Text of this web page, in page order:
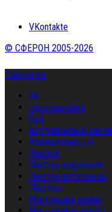
VKontakte
© СФЕРОН 2005-2026
Categories
All
Uncategorized
Бра
Встраиваемый
Комплектующие
Люстра
Люстра подвесная
Люстра потолочная
Люстры
Настольная лампа